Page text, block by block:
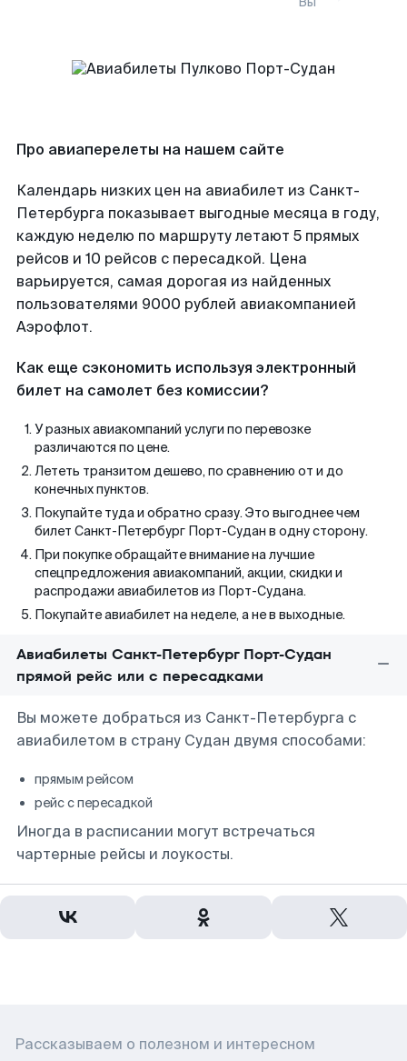
Про авиаперелеты на нашем сайте
Календарь низких цен на авиабилет из Санкт-
Петербурга показывает выгодные месяца в году,
каждую неделю по маршруту летают 5 прямых
рейсов и 10 рейсов с пересадкой. Цена
варьируется, самая дорогая из найденных
пользователями 9000 рублей авиакомпанией
Аэрофлот.
Как еще сэкономить используя электронный
билет на самолет без комиссии?
У разных авиакомпаний услуги по перевозке
различаются по цене.
Лететь транзитом дешево, по сравнению от и до
конечных пунктов.
Покупайте туда и обратно сразу. Это выгоднее чем
билет Санкт-Петербург Порт-Судан в одну сторону.
При покупке обращайте внимание на лучшие
спецпредложения авиакомпаний, акции, скидки и
распродажи авиабилетов из Порт-Судана.
Покупайте авиабилет на неделе, а не в выходные.
Авиабилеты Санкт-Петербург Порт-Судан
прямой рейс или с пересадками
Вы можете добраться из Санкт-Петербурга с
авиабилетом в страну Судан двумя способами:
прямым рейсом
рейс с пересадкой
Иногда в расписании могут встречаться
чартерные рейсы и лоукосты.
Рассказываем о полезном и интересном